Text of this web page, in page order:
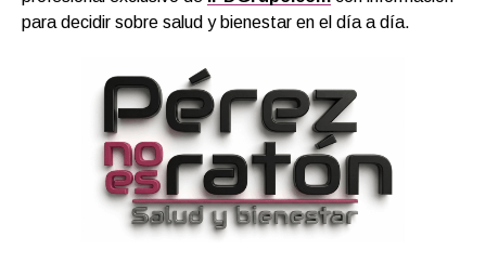
para decidir sobre salud y bienestar en el día a día.